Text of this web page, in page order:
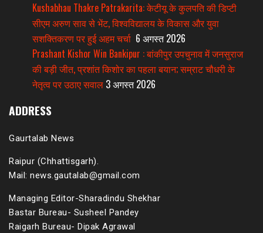
Kushabhau Thakre Patrakarita: केटीयू के कुलपति की डिप्टी
सीएम अरुण साव से भेंट, विश्वविद्यालय के विकास और युवा
सशक्तिकरण पर हुई अहम चर्चा 6 अगस्त 2026
Prashant Kishor Win Bankipur : बांकीपुर उपचुनाव में जनसुराज
की बड़ी जीत, प्रशांत किशोर का पहला बयान; सम्राट चौधरी के
नेतृत्व पर उठाए सवाल 3 अगस्त 2026
ADDRESS
Gaurtalab News
Raipur (Chhattisgarh).
Mail: news.gautalab@gmail.com
Managing Editor-Sharadindu Shekhar
Bastar Bureau- Susheel Pandey
Raigarh Bureau- Dipak Agrawal